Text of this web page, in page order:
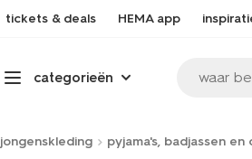
tickets & deals HEMA app
categorieën waar
jongenskleding pyjama's, badjassen en